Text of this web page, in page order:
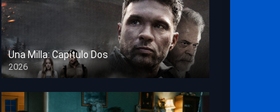
Una Milla: Capítulo Dos
2026
HD 1080p